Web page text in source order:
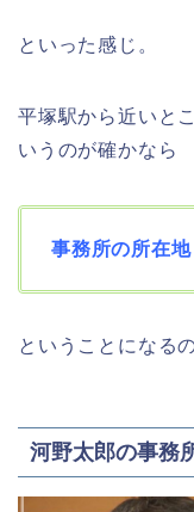
といった感じ。
平塚駅から近いと
いうのが確かなら
事務所の所在
ということになる
河野太郎の事務